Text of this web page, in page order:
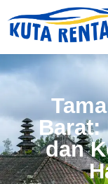
Barat:
dan